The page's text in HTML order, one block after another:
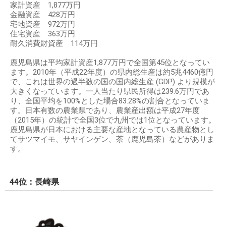
家計資産 1,877万円
金融資産 428万円
宅地資産 972万円
住宅資産 363万円
耐久消費財資産 114万円
鹿児島県は平均家計資産1,877万円で全国第45位となってい
ます。2010年（平成22年度）の県内総生産は約5兆4460億円
で、これは世界の過半数の国の国内総生産 (GDP) より規模が
大きくなっています。一人当たり県民所得は239.6万円であ
り、全国平均を100%とした場合83.28%の割合となっていま
す。日本有数の農業県であり、農業産出額は平成27年度
（2015年）の統計で全国3位で九州では1位となっています。
鹿児島県が日本における主要な産地となっている農産物とし
てサツマイモ、サヤインゲン、茶（鹿児島茶）などがありま
す。
44位：長崎県